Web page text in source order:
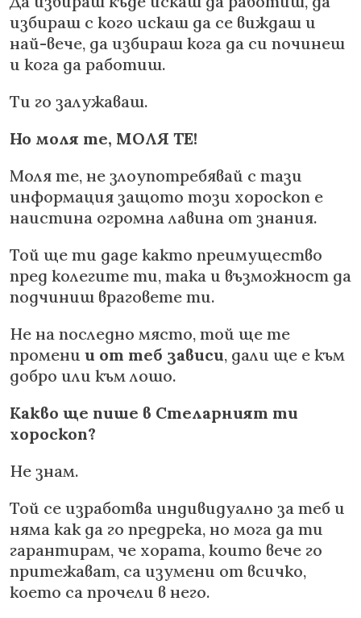
избираш с кого искаш да се виждаш и
най-вече, да избираш кога да си починеш
и кога да работиш.
Ти го залужаваш.
Но моля те, МОЛЯ ТЕ!
Моля те, не злоупотребявай с тази
информация защото този хороскоп е
наистина огромна лавина от знания.
Той ще ти даде както преимущество
пред колегите ти, така и възможност да
подчиниш враговете ти.
Не на последно място, той ще те
промени и от теб зависи, дали ще е към
добро или към лошо.
Какво ще пише в Стеларният ти
хороскоп?
Не знам.
Той се изработва индивидуално за теб и
няма как да го предрека, но мога да ти
гарантирам, че хората, които вече го
притежават, са изумени от всичко,
което са прочели в него.